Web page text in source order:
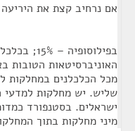
אם נרחיב קצת את
מכל הכלכלנים
מיני מחלקות בתוך